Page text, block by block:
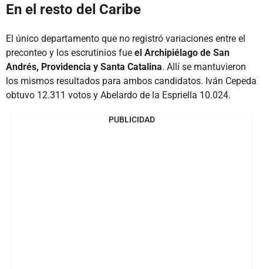
En el resto del Caribe
El único departamento que no registró variaciones entre el
preconteo y los escrutinios fue el Archipiélago de San
Andrés, Providencia y Santa Catalina. Allí se mantuvieron
los mismos resultados para ambos candidatos. Iván Cepeda
obtuvo 12.311 votos y Abelardo de la Espriella 10.024.
PUBLICIDAD